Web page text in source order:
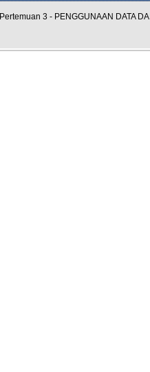
Pertemuan 3 - PENGGUNAAN DATA